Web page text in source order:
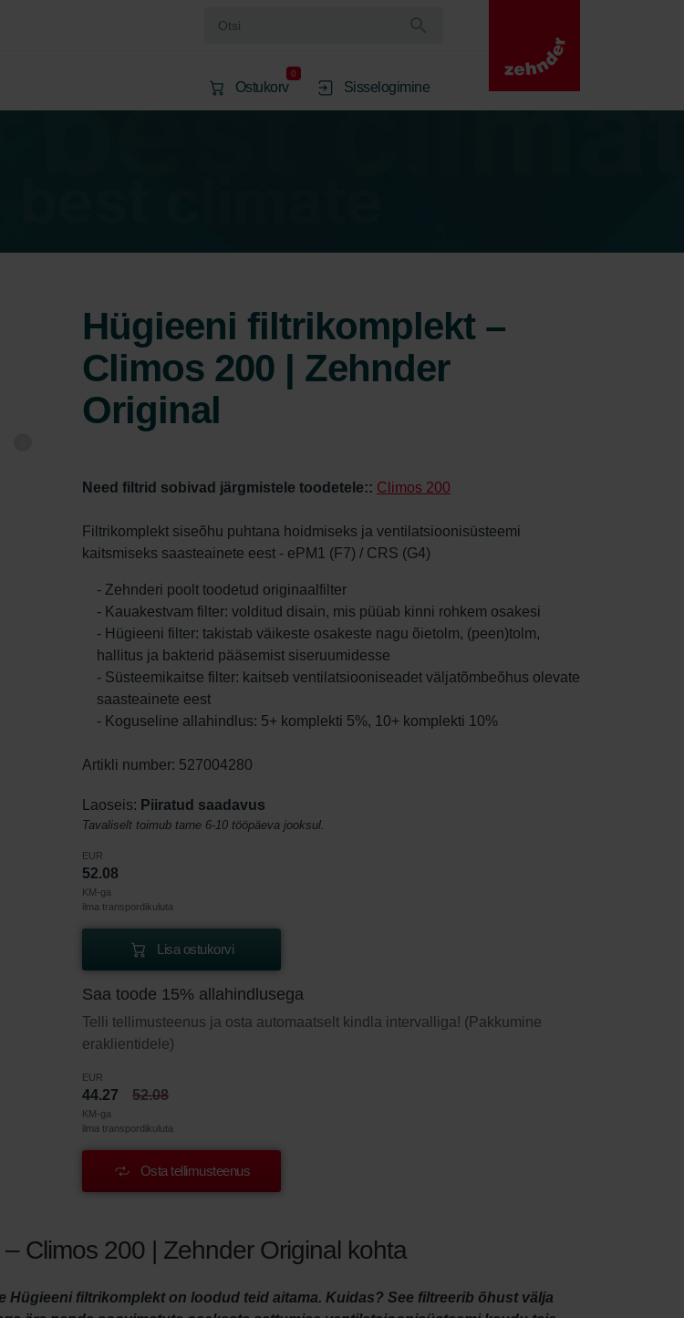
Ostukorv
0
Sisselogimine
Hügieeni filtrikomplekt –
Climos 200 | Zehnder
Original
Need filtrid sobivad järgmistele toodetele:: Climos 200
Filtrikomplekt siseõhu puhtana hoidmiseks ja ventilatsioonisüsteemi
kaitsmiseks saasteainete eest - ePM1 (F7) / CRS (G4)
- Zehnderi poolt toodetud originaalfilter
- Kauakestvam filter: volditud disain, mis püüab kinni rohkem osakesi
- Hügieeni filter: takistab väikeste osakeste nagu õietolm, (peen)tolm,
hallitus ja bakterid pääsemist siseruumidesse
- Süsteemikaitse filter: kaitseb ventilatsiooniseadet väljatõmbeõhus olevate
saasteainete eest
- Koguseline allahindlus: 5+ komplekti 5%, 10+ komplekti 10%
Artikli number: 527004280
Laoseis: Piiratud saadavus
Tavaliselt toimub tarne 6-10 tööpäeva jooksul.
EUR
52.08
KM-ga
ilma transpordikuluta
Lisa ostukorvi
Saa toode 15% allahindlusega
Telli tellimusteenus ja osta automaatselt kindla intervalliga! (Pakkumine
eraklientidele)
EUR
44.27 52.08
KM-ga
ilma transpordikuluta
Osta tellimusteenus
Climos 200 | Zehnder Original kohta
filtrikomplekt on loodud teid aitama. Kuidas? See filtreerib õhust välja